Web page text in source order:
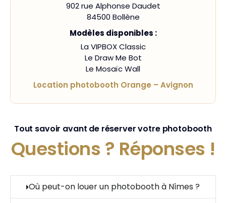
902 rue Alphonse Daudet
84500 Bollène
Modèles disponibles :
La VIPBOX Classic
Le Draw Me Bot
Le Mosaïc Wall
Location photobooth Orange – Avignon
Tout savoir avant de réserver votre photobooth
Questions ? Réponses !
Où peut-on louer un photobooth à Nîmes ?